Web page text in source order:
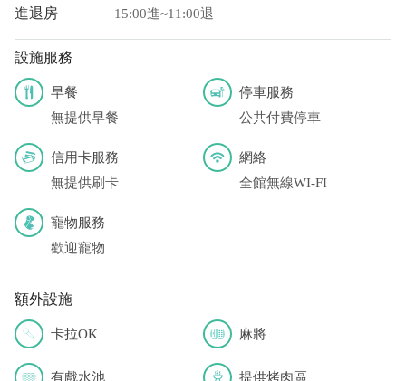
進退房 15:00進~11:00退
設施服務
早餐
無提供早餐
停車服務
公共付費停車
信用卡服務
無提供刷卡
網絡
全館無線WI-FI
寵物服務
歡迎寵物
額外設施
卡拉OK 麻將
有戲水池 提供烤肉區